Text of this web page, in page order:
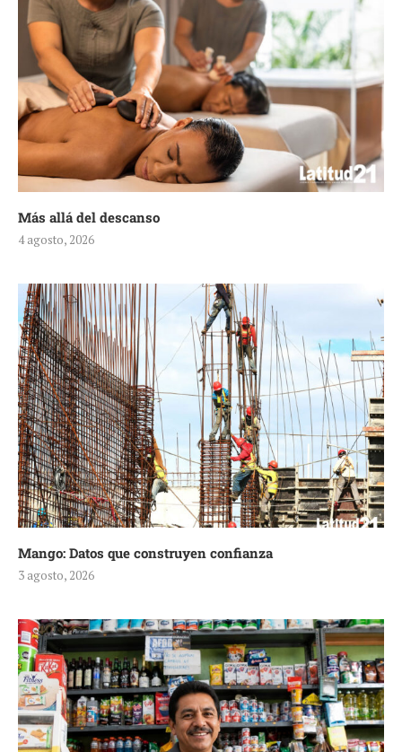
Más allá del descanso
4 agosto, 2026
Mango: Datos que construyen confianza
3 agosto, 2026